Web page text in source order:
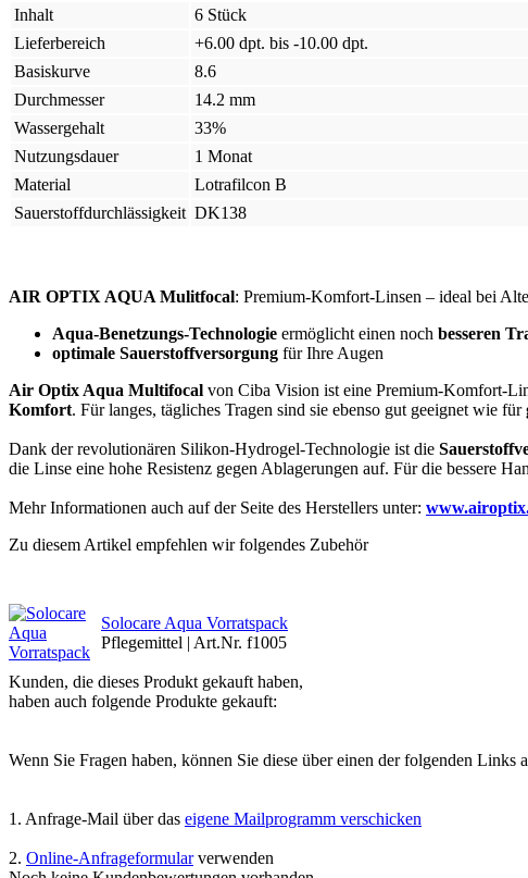
Inhalt
6 Stück
Lieferbereich
+6.00 dpt. bis -10.00 dpt.
Basiskurve
8.6
Durchmesser
14.2 mm
Wassergehalt
33%
Nutzungsdauer
1 Monat
Material
Lotrafilcon B
Sauerstoffdurchlässigkeit DK138
AIR OPTIX AQUA Mulitfocal: Premium-Komfort-Linsen – ideal bei
Aqua-Benetzungs-Technologie ermöglicht einen noch besseren
optimale Sauerstoffversorgung für Ihre Augen
Air Optix Aqua Multifocal von Ciba Vision ist eine Premium-Komfort-
Komfort. Für langes, tägliches Tragen sind sie ebenso gut geeignet wie für
Dank der revolutionären Silikon-Hydrogel-Technologie ist die
die Linse eine hohe Resistenz gegen Ablagerungen auf. Für die bessere
Mehr Informationen auch auf der Seite des Herstellers unter:
Zu diesem Artikel empfehlen wir folgendes Zubehör
Solocare Aqua Vorratspack
Pflegemittel | Art.Nr. f1005
Kunden, die dieses Produkt gekauft haben,
haben auch folgende Produkte gekauft:
Wenn Sie Fragen haben, können Sie diese über einen der folgenden Links
1. Anfrage-Mail über das eigene Mailprogramm verschicken
2. Online-Anfrageformularverwenden